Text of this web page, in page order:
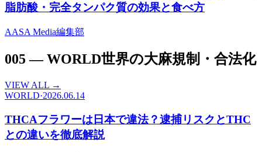
脂肪酸・完全タンパク質の効果と食べ方
AASA Media編集部
005—WORLD世界の大麻規制・合法化
VIEW ALL →
WORLD·2026.06.14
THCAフラワーは日本で違法？逮捕リスクとTHC
との違いを徹底解説